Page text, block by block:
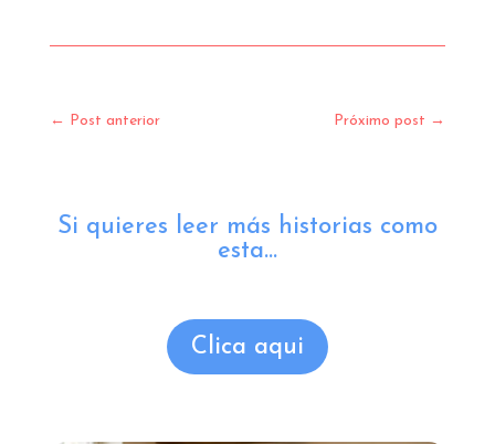
← Post anterior Próximo post →
Si quieres leer más historias como
esta...
Clica aqui